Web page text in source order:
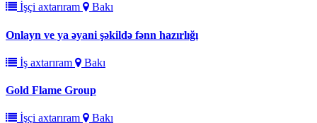
İşçi axtarıram Bakı
Onlayn ve ya əyani şəkildə fənn hazırlığı
İş axtarıram Bakı
Gold Flame Group
İşçi axtarıram Bakı